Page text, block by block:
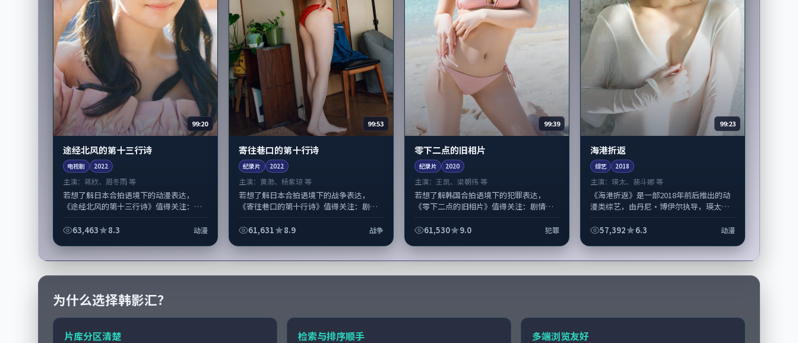
99:20
途经北风的第十三行诗
电视剧 2022
主演： 蒋欣、周冬雨 等
若想了解日本合拍语境下的动漫表达，
《途经北风的第十三行诗》值得关注：剧
欣、周冬雨与配角群戏并重。影片2022
63,463 8.3 动漫
99:53
寄往巷口的第十行诗
纪录片 2022
主演： 黄渤、杨紫琼 等
若想了解日本合拍语境下的战争表达，
《寄往巷口的第十行诗》值得关注：剧情
杨紫琼与配角群戏并重。影片2022年面...
61,631 8.9 战争
99:39
零下二点的旧相片
纪录片 2020
主演： 王凯、梁朝伟 等
若想了解韩国合拍语境下的犯罪表达，
《零下二点的旧相片》值得关注：剧情侧
朝伟与配角群戏并重。影片2020年面世...
61,530 9.0 犯罪
99:23
海港折返
综艺 2018
主演：瑛太、裴斗娜 等
《海港折返》是一部2018年前后推出的动
漫类综艺，由丹尼·博伊尔执导，瑛太、
份。故事围绕当代都市中的抉择与救...
57,392 6.3 动漫
为什么选择韩影汇？
片库分区清楚 检索与排序顺手 多端浏览友好